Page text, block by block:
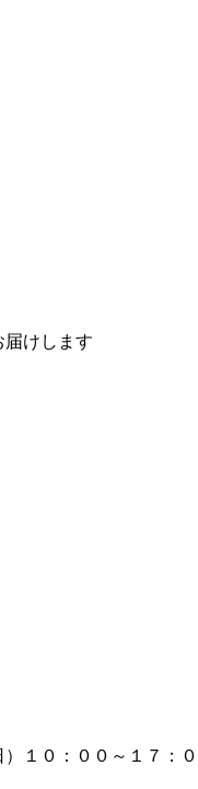
けします
）１０：００～１７：